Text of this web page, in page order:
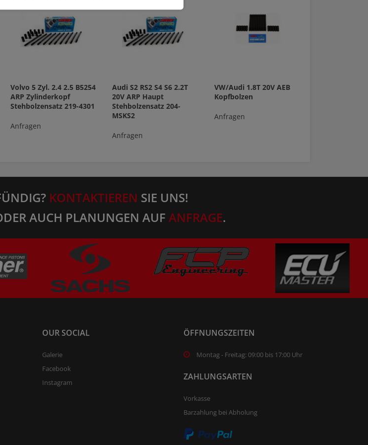
Volvo 5 Zyl. 2.4 2.5 B5254
ARP Zylinderkopf
Stehbolzensatz 219-4301
Anfragen
Audi S2 RS2 S4 S6 2.2T
20V ARP Haupt
Stehbolzensatz 204-
MSKS2
Anfragen
VW/Audi 1.8T 20V AEB
Kopfbolzen
Anfragen
KONTAKTIEREN SIE UNS!
AUCH PLANUNGEN AUF ANFRAGE.
OUR SOCIAL
Galerie
Facebook
Instagram
ÖFFNUNGSZEITEN
Montag - Freitag: 09:00 bis 17:00 Uhr
ZAHLUNGSARTEN
Vorkasse
Barzahlung bei Abholung